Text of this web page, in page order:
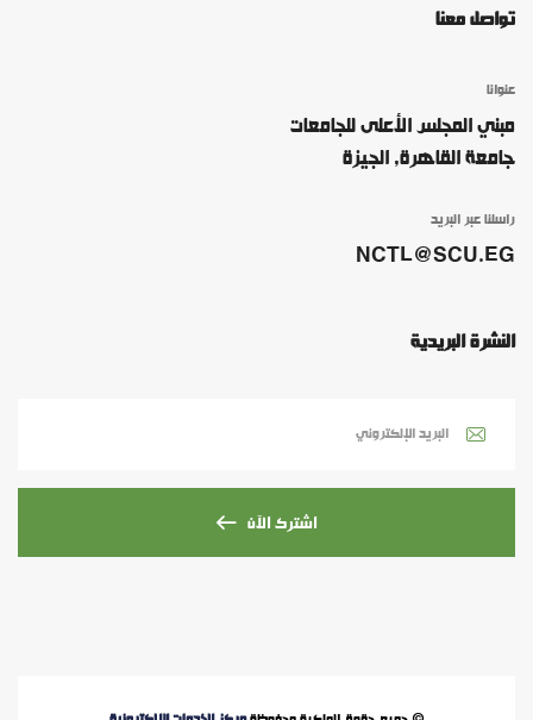
تواصل معنا
عنوانا
مبني المجلس الأعلى للجامعات
جامعة القاهرة, الجيزة
راسلنا عبر البريد
NCTL@SCU.EG
النشرة البريدية
اشترك الآن